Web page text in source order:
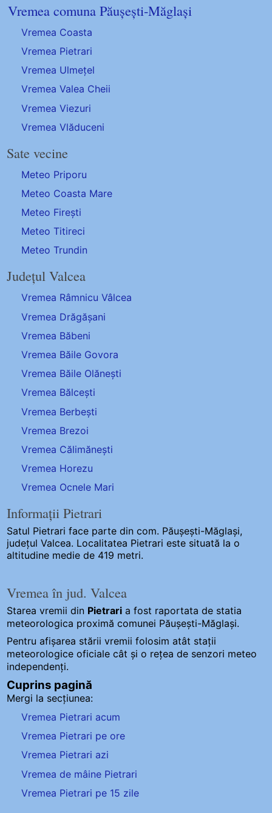
Vremea comuna Păușești-Măglași
Vremea Coasta
Vremea Pietrari
Vremea Ulmețel
Vremea Valea Cheii
Vremea Viezuri
Vremea Vlăduceni
Sate vecine
Meteo Priporu
Meteo Coasta Mare
Meteo Firești
Meteo Titireci
Meteo Trundin
Județul Valcea
Vremea Râmnicu Vâlcea
Vremea Drăgășani
Vremea Băbeni
Vremea Băile Govora
Vremea Băile Olănești
Vremea Bălcești
Vremea Berbești
Vremea Brezoi
Vremea Călimănești
Vremea Horezu
Vremea Ocnele Mari
Informații Pietrari
Satul Pietrari face parte din com. Păușești-Măglași,
județul Valcea. Localitatea Pietrari este situată la o
altitudine medie de 419 metri.
Vremea în jud. Valcea
Starea vremii din Pietrari a fost raportata de statia
meteorologica proximă comunei Păușești-Măglași.
Pentru afișarea stării vremii folosim atât stații
meteorologice oficiale cât și o rețea de senzori meteo
independenți.
Cuprins pagină
Mergi la secțiunea:
Vremea Pietrari acum
Vremea Pietrari pe ore
Vremea Pietrari azi
Vremea de mâine Pietrari
Vremea Pietrari pe 15 zile